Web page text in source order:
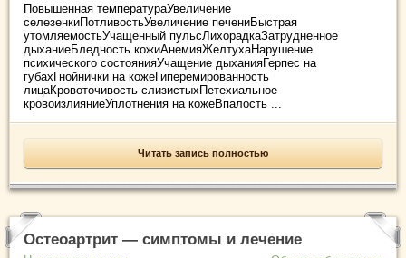
Повышенная температураУвеличение
селезенкиПотливостьУвеличение печениБыстрая
утомляемостьУчащенный пульсЛихорадкаЗатрудненное
дыханиеБледность кожиАнемияЖелтухаНарушение
психического состоянияУчащение дыханияГерпес на
губахГнойнички на кожеГиперемированность
лицаКровоточивость слизистыхПетехиальное
кровоизлияниеУплотнения на кожеВпалость ...
Читать запись полностью
Остеоартрит — симптомы и лечение